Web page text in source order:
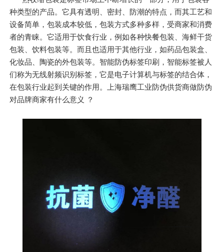
种类型的产品。它具有透明、密封、防潮的特点，而其工艺和
设备简单，包装成本较低，包装方式多种多样，受商家和消费
者的青睐。它适用于饮食行业，例如各种快餐包装、海鲜干货
包装、饮料包装等。而且也适用于其他行业，如药品包装盒、
化妆品、陶瓷的外包装等。智能防伪标签印刷，智能标签被人
们称为无线射频识别标签，它是电子计算机与标签的结合体，
在包装行业起到关键的作用。上海瑞鹰工业防伪供货商做防伪
对品牌商家有什么意义 ？